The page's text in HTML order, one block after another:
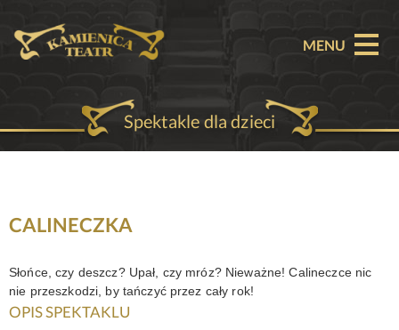
MENU
O TEATRZE
BILETY
Spektakle dla dzieci
CALINECZKA
Słońce, czy deszcz? Upał, czy mróz? Nieważne! Calineczce nic
nie przeszkodzi, by tańczyć przez cały rok!
OPIS SPEKTAKLU